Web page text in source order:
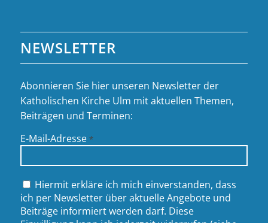
NEWSLETTER
Abonnieren Sie hier unseren Newsletter der
Katholischen Kirche Ulm mit aktuellen Themen,
Beiträgen und Terminen:
E-Mail-Adresse *
Hiermit erkläre ich mich einverstanden, dass
ich per Newsletter über aktuelle Angebote und
Beiträge informiert werden darf. Diese